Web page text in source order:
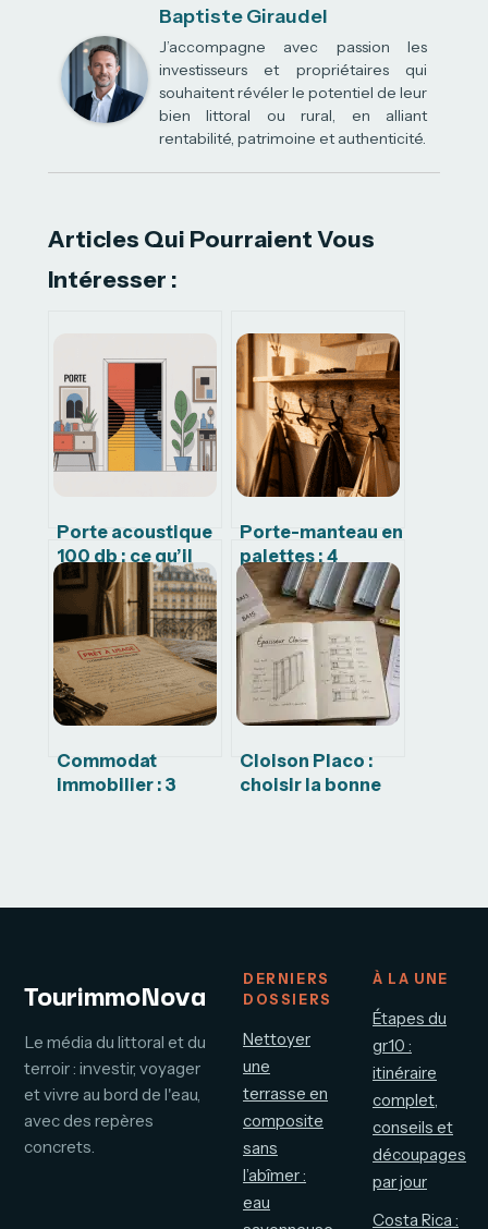
Baptiste Giraudel
J’accompagne avec passion les
investisseurs et propriétaires qui
souhaitent révéler le potentiel de leur
bien littoral ou rural, en alliant
rentabilité, patrimoine et authenticité.
Articles Qui Pourraient Vous
Intéresser :
Porte acoustique
100 db : ce qu’il
faut vraiment
savoir avant
d’acheter
Porte-manteau en
palettes : 4
techniques pour
un aménagement
mural durable
Commodat
immobilier : 3
bail
Cloison Placo :
choisir la bonne
TourimmoNova
Le média du littoral et du
terroir : investir, voyager
et vivre au bord de l'eau,
avec des repères
concrets.
DERNIERS
DOSSIERS
Nettoyer
une
terrasse en
composite
sans
l’abîmer :
eau
À LA UNE
Étapes du
gr10 :
itinéraire
complet,
conseils et
découpages
par jour
Costa Rica :